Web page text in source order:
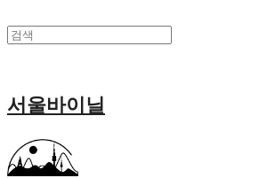
서울바이닐